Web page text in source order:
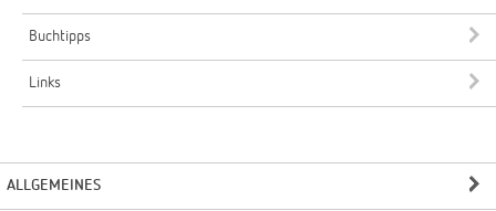
Buchtipps
Links
ALLGEMEINES